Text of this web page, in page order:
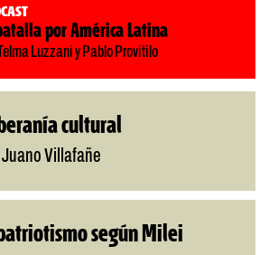
por América Latina
Luzzani y Pablo Provitilo
cultural
Juano Villafañe
según Milei